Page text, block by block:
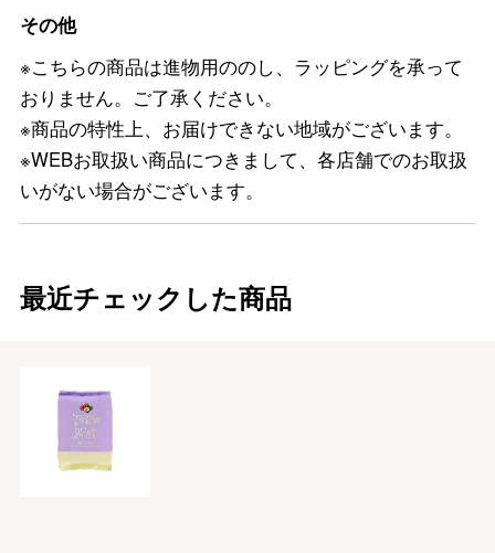
その他
※こちらの商品は進物用ののし、ラッピングを承って
おりません。ご了承ください。
※商品の特性上、お届けできない地域がございます。
※WEBお取扱い商品につきまして、各店舗でのお取扱
いがない場合がございます。
最近チェックした商品